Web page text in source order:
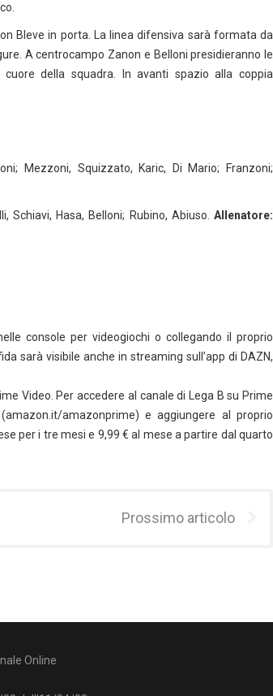
Bleve in porta. La linea difensiva sarà formata da
A centrocampo Zanon e Belloni presidieranno le
della squadra. In avanti spazio alla coppia
Mezzoni, Squizzato, Karic, Di Mario; Franzoni;
Schiavi, Hasa, Belloni; Rubino, Abiuso.Allenatore:
console per videogiochi o collegando il proprio
sarà visibile anche in streaming sull’app di DAZN,
Video. Per accedere al canale di Lega B su Prime
amazonprime) e aggiungere al proprio
per i tre mesi e 9,99 € al mese a partire dal quarto
Prossimo articolo
Online